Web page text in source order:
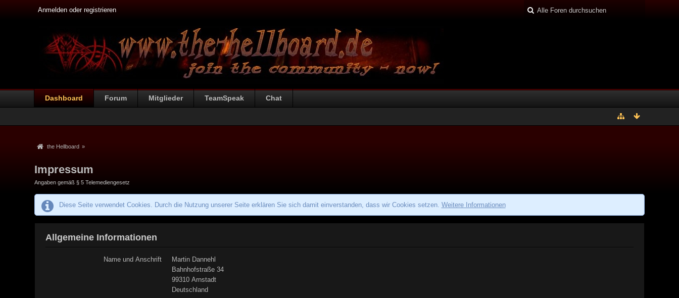
Anmelden oder registrieren
Dashboard Forum Mitglieder TeamSpeak Chat
the Hellboard »
Impressum
Angaben gemäß § 5 Telemediengesetz
Diese Seite verwendet Cookies. Durch die Nutzung unserer Seite erklären Sie sich damit einverstanden, dass wir Cookies setzen. Weitere Informationen
Allgemeine Informationen
Name und Anschrift
Martin Dannehl
Bahnhofstraße 34
99310 Arnstadt
Deutschland